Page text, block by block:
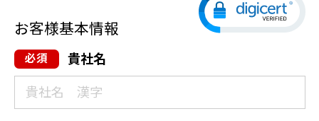
お客様基本情報
貴社名